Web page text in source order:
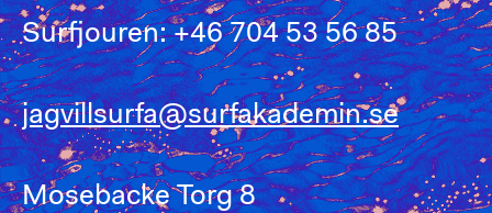
Surfjouren: +46 704 53 56 85
jagvillsurfa@surfakademin.se
Mosebacke Torg 8